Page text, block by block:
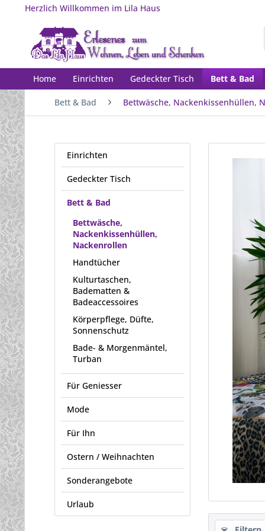
Herzlich Willkommen im Lila Haus
Home Einrichten Gedeckter Tisch Bett & Bad
Bett & Bad Bettwäsche, Nackenkissenhüllen,
Einrichten
Gedeckter Tisch
Bett & Bad
Bettwäsche,
Nackenkissenhüllen,
Nackenrollen
Handtücher
Kulturtaschen,
Badematten &
Badeaccessoires
Körperpflege, Düfte,
Sonnenschutz
Bade- & Morgenmäntel,
Turban
Für Geniesser
Mode
Für Ihn
Ostern / Weihnachten
Sonderangebote
Urlaub